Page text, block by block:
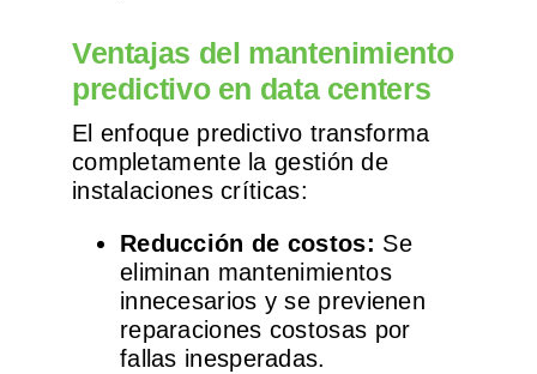
Ventajas del mantenimiento
predictivo en data centers
El enfoque predictivo transforma
completamente la gestión de
instalaciones críticas:
Reducción de costos: Se
eliminan mantenimientos
innecesarios y se previenen
reparaciones costosas por
fallas inesperadas.